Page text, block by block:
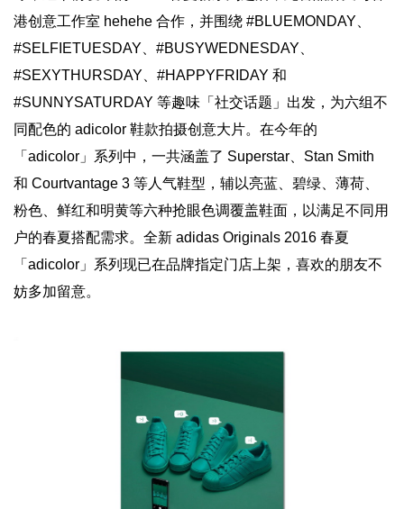
港创意工作室 hehehe 合作，并围绕 #BLUEMONDAY、
#SELFIETUESDAY、#BUSYWEDNESDAY、
#SEXYTHURSDAY、#HAPPYFRIDAY 和
#SUNNYSATURDAY 等趣味「社交话题」出发，为六组不
同配色的 adicolor 鞋款拍摄创意大片。在今年的
「adicolor」系列中，一共涵盖了 Superstar、Stan Smith
和 Courtvantage 3 等人气鞋型，辅以亮蓝、碧绿、薄荷、
粉色、鲜红和明黄等六种抢眼色调覆盖鞋面，以满足不同用
户的春夏搭配需求。全新 adidas Originals 2016 春夏
「adicolor」系列现已在品牌指定门店上架，喜欢的朋友不
妨多加留意。